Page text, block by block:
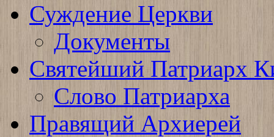
Суждение Церкви
Документы
Святейший Патриарх
Слово Патриарха
Правящий Архиерей